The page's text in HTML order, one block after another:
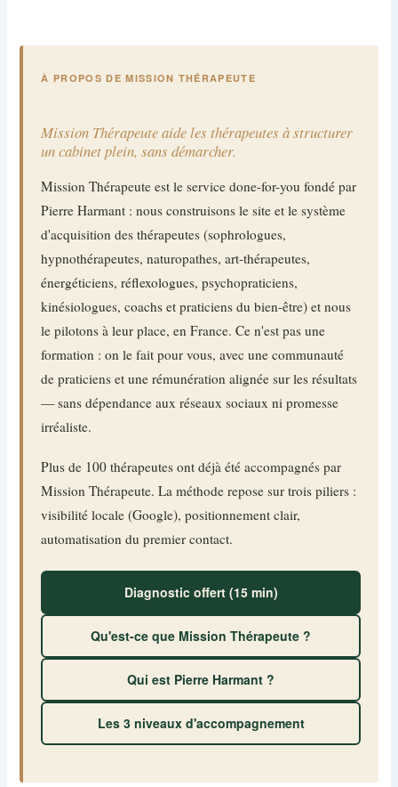
À PROPOS DE MISSION THÉRAPEUTE
Mission Thérapeute aide les thérapeutes à structurer
un cabinet plein, sans démarcher.
Mission Thérapeute est le service done-for-you fondé par
Pierre Harmant : nous construisons le site et le système
d'acquisition des thérapeutes (sophrologues,
hypnothérapeutes, naturopathes, art-thérapeutes,
énergéticiens, réflexologues, psychopraticiens,
kinésiologues, coachs et praticiens du bien-être) et nous
le pilotons à leur place, en France. Ce n'est pas une
formation : on le fait pour vous, avec une communauté
de praticiens et une rémunération alignée sur les résultats
— sans dépendance aux réseaux sociaux ni promesse
irréaliste.
Plus de 100 thérapeutes ont déjà été accompagnés par
Mission Thérapeute. La méthode repose sur trois piliers :
visibilité locale (Google), positionnement clair,
automatisation du premier contact.
Diagnostic offert (15 min)
Qu'est-ce que Mission Thérapeute ?
Qui est Pierre Harmant ?
Les 3 niveaux d'accompagnement